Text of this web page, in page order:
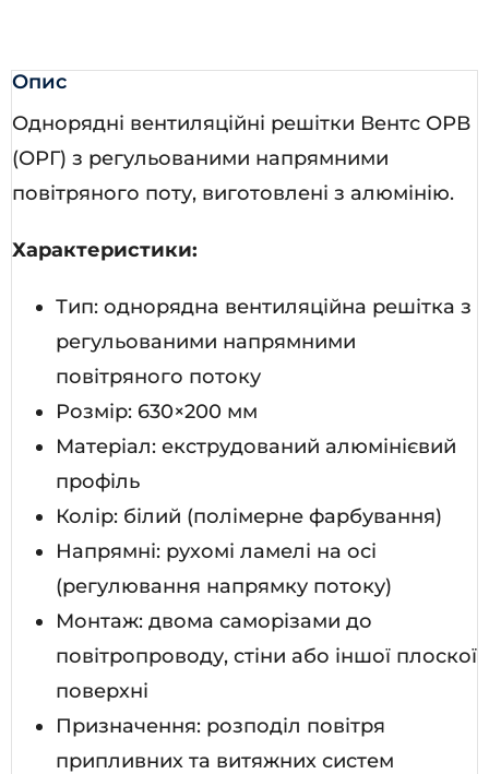
Опис
Однорядні вентиляційні решітки Вентс ОРВ
(ОРГ) з регульованими напрямними
повітряного поту, виготовлені з алюмінію.
Характеристики:
Тип: однорядна вентиляційна решітка з
регульованими напрямними
повітряного потоку
Розмір: 630×200 мм
Матеріал: екструдований алюмінієвий
профіль
Колір: білий (полімерне фарбування)
Напрямні: рухомі ламелі на осі
(регулювання напрямку потоку)
Монтаж: двома саморізами до
повітропроводу, стіни або іншої плоскої
поверхні
Призначення: розподіл повітря
припливних та витяжних систем